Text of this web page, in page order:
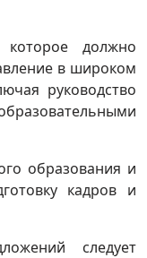
должно
в широком
руководство
образования и
кадров и
следует